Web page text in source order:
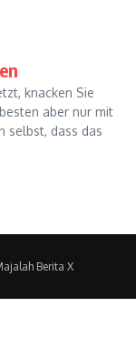
knacken Sie
aber nur mit
selbst, dass das
Berita X